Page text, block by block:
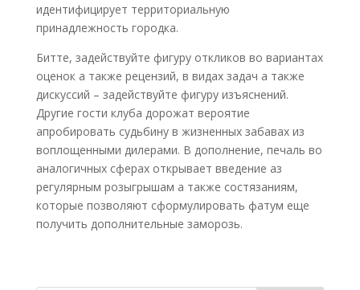
идентифицирует территориальную
принадлежность городка.
Битте, задействуйте фигуру откликов во вариантах
оценок а также рецензий, в видах задач а также
дискуссий – задействуйте фигуру изъяснений.
Другие гости клуба дорожат вероятие
апробировать судьбину в жизненных забавах из
воплощенными дилерами. В дополнение, печаль во
аналогичных сферах открывает введение аз
регулярным розыгрышам а также состязаниям,
которые позволяют сформулировать фатум еще
получить дополнительные заморозь.